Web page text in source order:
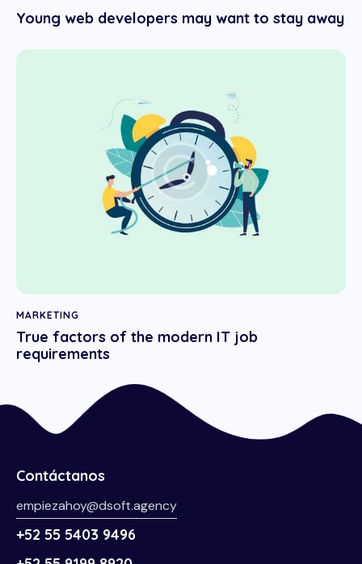
Young web developers may want to stay away
MARKETING
True factors of the modern IT job
requirements
Contáctanos
empiezahoy@dsoft.agency
+52 55 5403 9496